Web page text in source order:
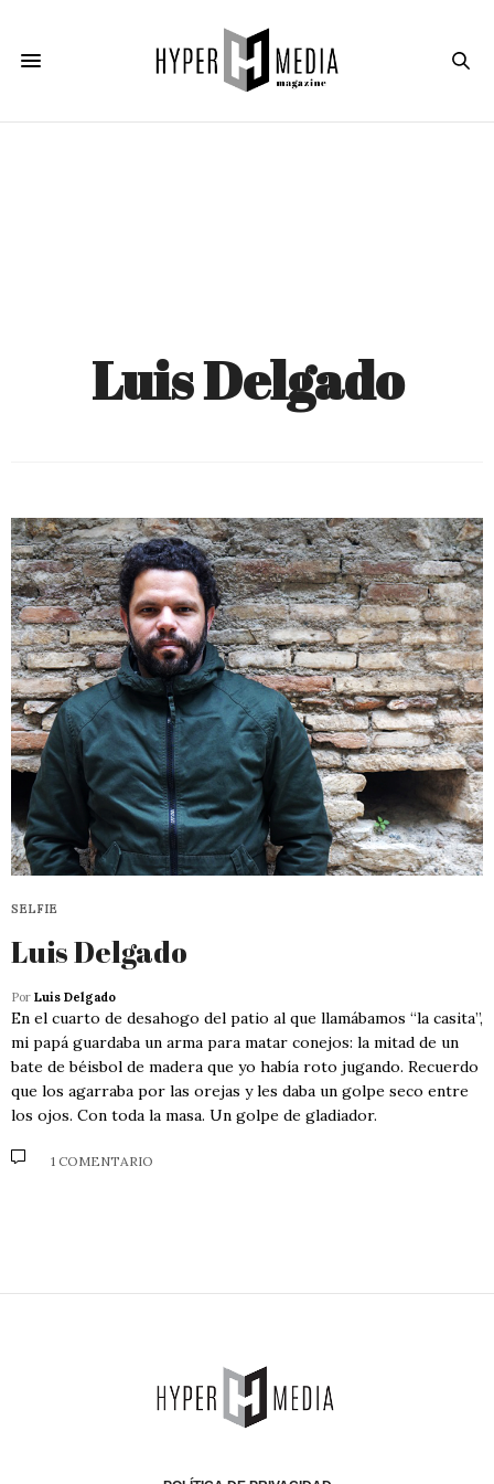
Luis Delgado
SELFIE
Luis Delgado
Por Luis Delgado
En el cuarto de desahogo del patio al que llamábamos “la casita”,
mi papá guardaba un arma para matar conejos: la mitad de un
bate de béisbol de madera que yo había roto jugando. Recuerdo
que los agarraba por las orejas y les daba un golpe seco entre
los ojos. Con toda la masa. Un golpe de gladiador.
1 COMENTARIO